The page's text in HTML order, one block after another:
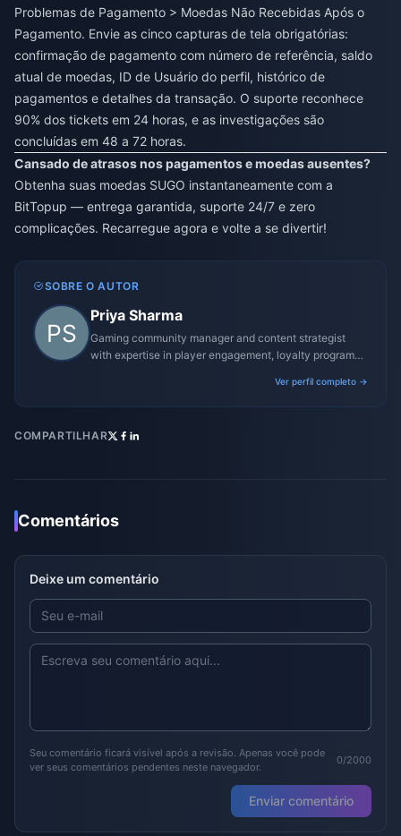
Problemas de Pagamento > Moedas Não Recebidas Após o
Pagamento. Envie as cinco capturas de tela obrigatórias:
confirmação de pagamento com número de referência, saldo
atual de moedas, ID de Usuário do perfil, histórico de
pagamentos e detalhes da transação. O suporte reconhece
90% dos tickets em 24 horas, e as investigações são
concluídas em 48 a 72 horas.
Cansado de atrasos nos pagamentos e moedas ausentes?
Obtenha suas moedas SUGO instantaneamente com a
BitTopup — entrega garantida, suporte 24/7 e zero
complicações. Recarregue agora e volte a se divertir!
SOBRE O AUTOR
Priya Sharma
Gaming community manager and content strategist
with expertise in player engagement, loyalty programs,
Ver perfil completo →
COMPARTILHAR
Comentários
Deixe um comentário
Seu comentário ficará visível após a revisão. Apenas você pode
ver seus comentários pendentes neste navegador.
0/2000
Enviar comentário